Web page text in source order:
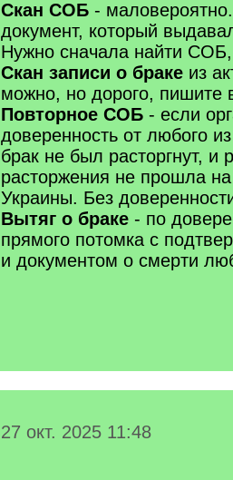
Скан СОБ -
документ, который
Нужно сначала найти СОБ,
Скан записи о браке из
можно, но дорого, пишите
Повторное СОБ - если
доверенность от любого
брак не был расторгнут, и
расторжения не прошла
Украины. Без
Вытяг о браке - по
прямого потомка с
и документом о смерти
27 окт. 2025 11:48